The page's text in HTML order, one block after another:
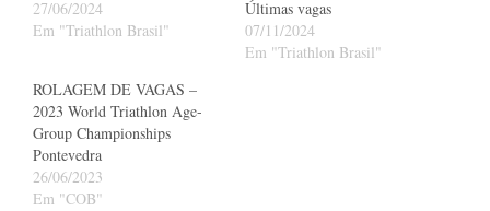
27/06/2024
Em "Triathlon Brasil"
Últimas vagas
07/11/2024
Em "Triathlon Brasil"
ROLAGEM DE VAGAS –
2023 World Triathlon Age-
Group Championships
Pontevedra
26/06/2023
Em "COB"